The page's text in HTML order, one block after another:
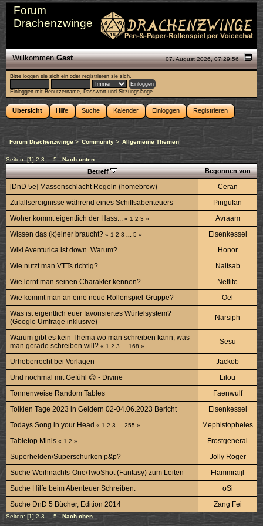
Forum
Drachenzwinge
07. August 2026, 07:29:56
WillkommenGast
Bitte loggen sie sich ein oderregistrieren sie sich.
Einloggen mit Benutzername, Passwort und Sitzungslänge
Übersicht Hilfe Suche Kalender Einloggen Registrieren
Forum Drachenzwinge > Community> Allgemeine Themen
Seiten: [1]2 3 ... 5 Nach unten
Betreff Begonnen von
[DnD 5e] Massenschlacht Regeln (homebrew)
Ceran
Zufallsereignisse während eines Schiffsabenteuers
Pingufan
Woher kommt eigentlich der Hass...
« 1 2 3 »
Avraam
Wissen das (k)einer braucht? « 1 2 3 5 »
Eisenkessel
Wiki Aventurica ist down. Warum?
Honor
Wie nutzt man VTTs richtig?
Naitsab
Wie lernt man seinen Charakter kennen?
Neflite
Wie kommt man an eine neue Rollenspiel-Gruppe?
Oel
Was ist eigentlich euer favorisiertes Würfelsystem?
(Google Umfrage inklusive)
Narsiph
Warum gibt es kein Thema wo man schreiben kann, was
man gerade schreiben will? « 1 2 3 168 »
Sesu
Urheberrecht bei Vorlagen
Jackob
Und nochmal mit Gefühl 😊 - Divine
Lilou
Tonnenweise Random Tables
Faenwulf
Tolkien Tage 2023 in Geldern 02-04.06.2023 Bericht
Eisenkessel
Todays Song in your Head « 1 2 3 255 »
Mephistopheles
Tabletop Minis « 1 2 »
Frostgeneral
Superhelden/Superschurken p&p?
Jolly Roger
Suche Weihnachts-One/TwoShot (Fantasy) zum Leiten
Flammraijl
Suche Hilfe beim Abenteuer Schreiben.
oSi
Suche DnD 5 Bücher, Edition 2014
Zang Fei
Seiten: [1] 2 3 5 Nach oben